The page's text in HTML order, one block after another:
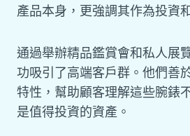
產品本身，更強調其作為投資
通過舉辦精品鑑賞會和私人展
功吸引了高端客戶群。他們善
特性，幫助顧客理解這些腕錶
是值得投資的資產。